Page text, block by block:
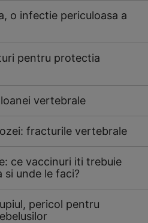
o infectie periculoasa a
pentru protectia
vertebrale
fracturile vertebrale
ce vaccinuri iti trebuie
si unde le faci?
pericol pentru